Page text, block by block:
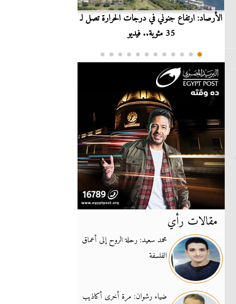
الأرصاد: ارتفاع جنوني في درجات الحرارة تصل لـ
35 مئوية.. فيديو
مقالات رأي
محمد سعيد: رحلة الروح إلى أعماق
الفلسفة
ضياء رشوان: مرة أخرى أكاذيب